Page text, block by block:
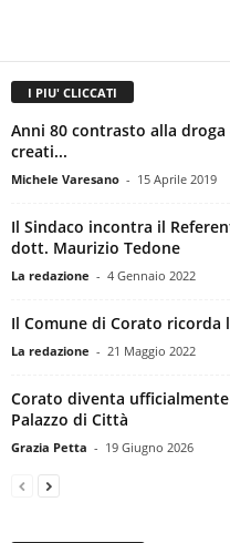
I PIU' CLICCATI
Anni 80 contrasto alla
creati...
Michele Varesano - 15 Aprile 2019
Il Sindaco incontra il
dott. Maurizio Tedone
La redazione - 4 Gennaio 2022
Il Comune di Corato ricorda
La redazione - 21 Maggio 2022
Corato diventa
Palazzo di Città
Grazia Petta - 19 Giugno 2026